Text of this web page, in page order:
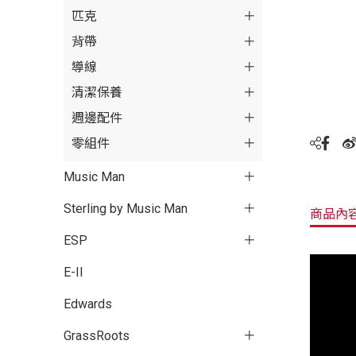
匹克
背帶
導線
清潔保養
週邊配件
零組件
Music Man
Sterling by Music Man
ESP
E-II
Edwards
GrassRoots
商品內